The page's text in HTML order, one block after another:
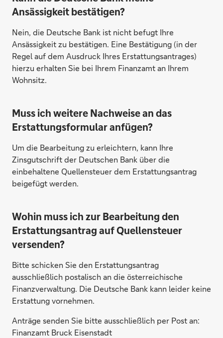
Ansässigkeit bestätigen?
Nein, die Deutsche Bank ist nicht befugt Ihre
Ansässigkeit zu bestätigen. Eine Bestätigung (in der
Regel auf dem Ausdruck Ihres Erstattungsantrages)
hierzu erhalten Sie bei Ihrem Finanzamt an Ihrem
Wohnsitz.
Muss ich weitere Nachweise an das
Erstattungsformular anfügen?
Um die Bearbeitung zu erleichtern, kann Ihre
Zinsgutschrift der Deutschen Bank über die
einbehaltene Quellensteuer dem Erstattungsantrag
beigefügt werden.
Wohin muss ich zur Bearbeitung den
Erstattungsantrag auf Quellensteuer
versenden?
Bitte schicken Sie den Erstattungsantrag
ausschließlich postalisch an die österreichische
Finanzverwaltung. Die Deutsche Bank kann leider keine
Erstattung vornehmen.
Anträge senden Sie bitte ausschließlich per Post an:
Finanzamt Bruck Eisenstadt